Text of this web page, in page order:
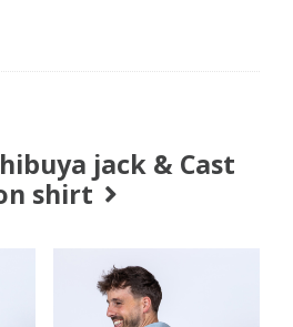
jack & Cast
shirt